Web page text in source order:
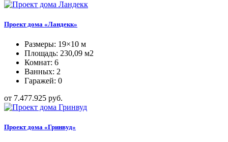
Проект дома «Ландекк»
Размеры: 19×10 м
Площадь: 230,09 м2
Комнат: 6
Ванных: 2
Гаражей: 0
от 7.477.925 руб.
Проект дома «Гринвуд»